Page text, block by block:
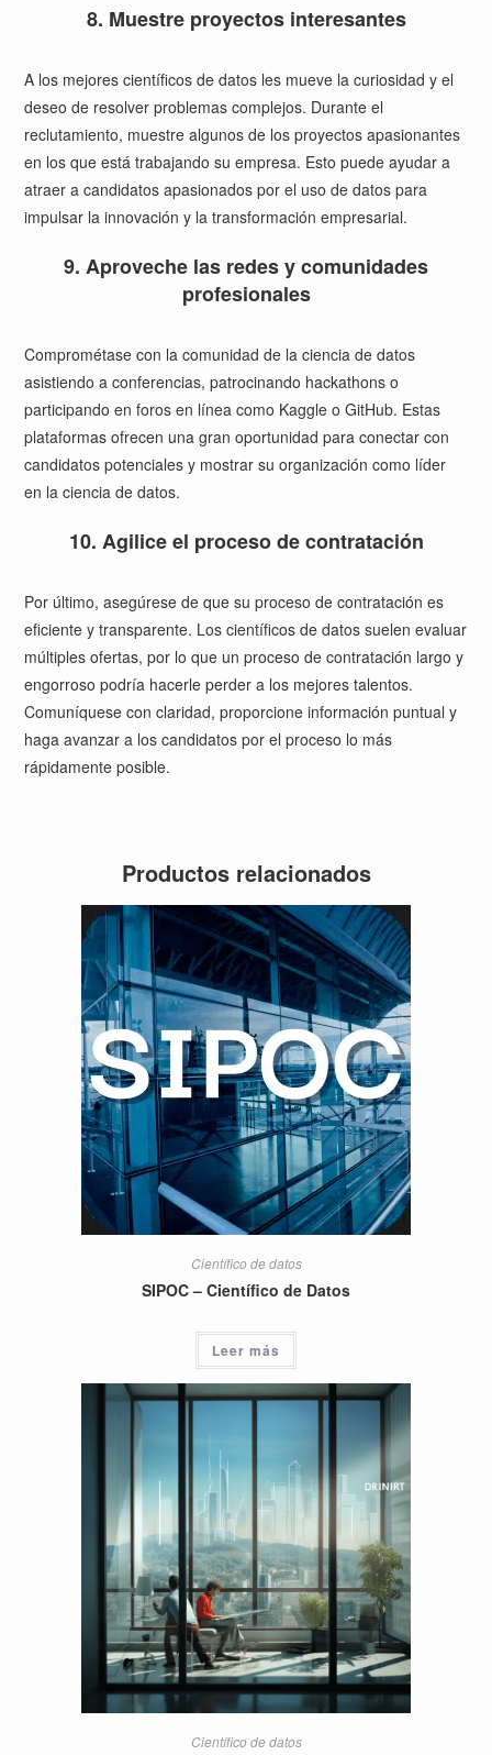
8. Muestre proyectos interesantes
A los mejores científicos de datos les mueve la curiosidad y el
deseo de resolver problemas complejos. Durante el
reclutamiento, muestre algunos de los proyectos apasionantes
en los que está trabajando su empresa. Esto puede ayudar a
atraer a candidatos apasionados por el uso de datos para
impulsar la innovación y la transformación empresarial.
9. Aproveche las redes y comunidades
profesionales
Comprométase con la comunidad de la ciencia de datos
asistiendo a conferencias, patrocinando hackathons o
participando en foros en línea como Kaggle o GitHub. Estas
plataformas ofrecen una gran oportunidad para conectar con
candidatos potenciales y mostrar su organización como líder
en la ciencia de datos.
10. Agilice el proceso de contratación
Por último, asegúrese de que su proceso de contratación es
eficiente y transparente. Los científicos de datos suelen evaluar
múltiples ofertas, por lo que un proceso de contratación largo y
engorroso podría hacerle perder a los mejores talentos.
Comuníquese con claridad, proporcione información puntual y
haga avanzar a los candidatos por el proceso lo más
rápidamente posible.
Productos relacionados
Científico de datos
SIPOC – Científico de Datos
Leer más
Científico de datos